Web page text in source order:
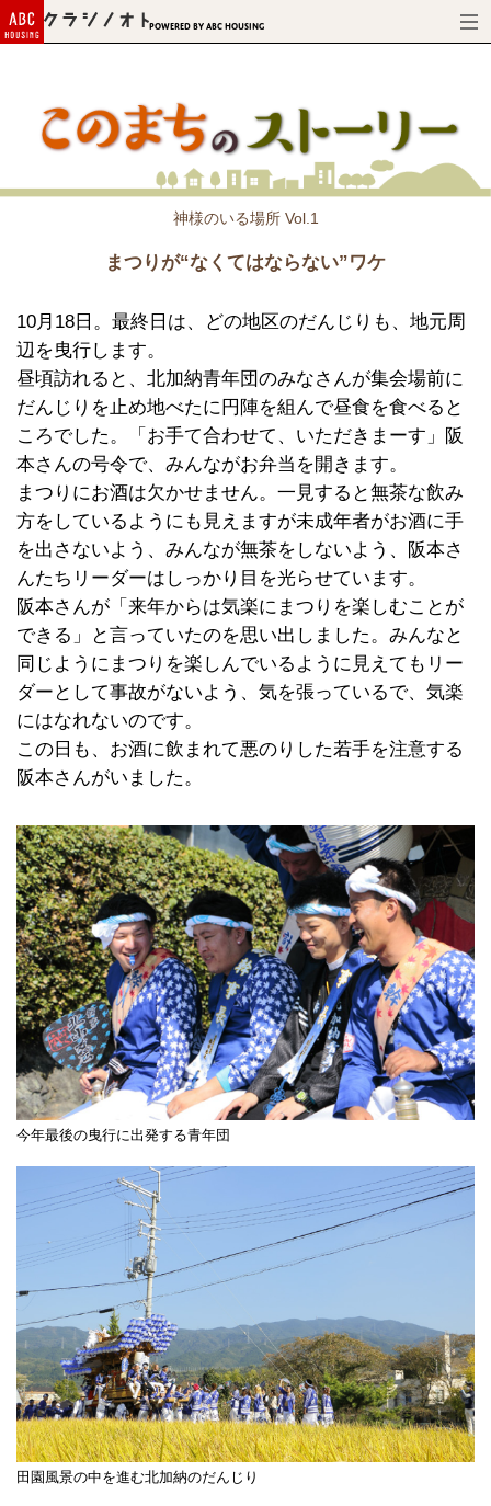
Powered by ABC HOUSING
神様のいる場所 Vol.1
まつりが“なくてはならない”ワケ
10月18日。最終日は、どの地区のだんじりも、地元周
辺を曳行します。
昼頃訪れると、北加納青年団のみなさんが集会場前に
だんじりを止め地べたに円陣を組んで昼食を食べると
ころでした。「お手て合わせて、いただきまーす」阪
本さんの号令で、みんながお弁当を開きます。
まつりにお酒は欠かせません。一見すると無茶な飲み
方をしているようにも見えますが未成年者がお酒に手
を出さないよう、みんなが無茶をしないよう、阪本さ
んたちリーダーはしっかり目を光らせています。
阪本さんが「来年からは気楽にまつりを楽しむことが
できる」と言っていたのを思い出しました。みんなと
同じようにまつりを楽しんでいるように見えてもリー
ダーとして事故がないよう、気を張っているで、気楽
にはなれないのです。
この日も、お酒に飲まれて悪のりした若手を注意する
阪本さんがいました。
今年最後の曳行に出発する青年団
田園風景の中を進む北加納のだんじり